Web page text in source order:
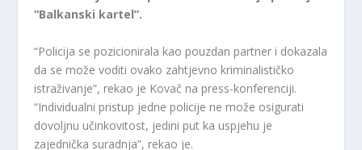
“Balkanski kartel”.
“Policija se pozicionirala kao pouzdan partner i dokazala
da se može voditi ovako zahtjevno kriminalističko
istraživanje”, rekao je Kovač na press-konferenciji.
“Individualni pristup jedne policije ne može osigurati
dovoljnu učinkovitost, jedini put ka uspjehu je
zajednička suradnja”, rekao je.